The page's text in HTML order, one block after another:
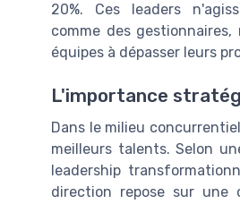
20%. Ces leaders
comme des
équipes à dépasser leurs
L'importance
Dans le milieu
meilleurs talents. Selon
leadership
direction repose sur une